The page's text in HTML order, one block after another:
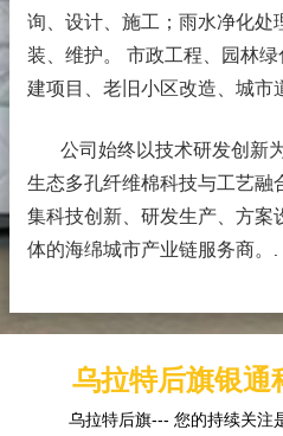
询、设计、施工；雨水净化处
装、维护。 市政工程、园林
建项目、老旧小区改造、城市
公司始终以技术研发创新
生态多孔纤维棉科技与工艺融
集科技创新、研发生产、方案
体的海绵城市产业链服务商。
乌拉特后旗银通
乌拉特后旗--- 您的持续关注